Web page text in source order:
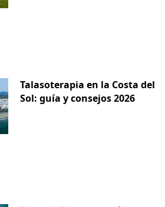
Talasoterapia en la Costa del
Sol: guía y consejos 2026